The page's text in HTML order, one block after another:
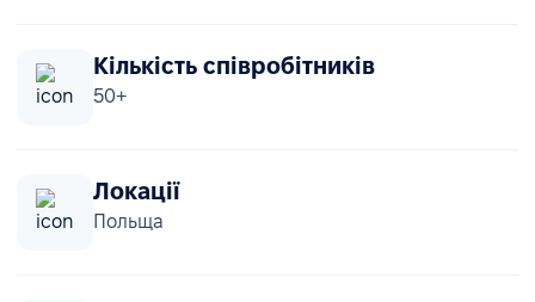
Кількість співробітників
50+
Локації
Польща